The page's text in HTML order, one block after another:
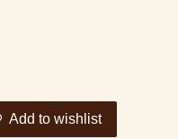
Add to wishlist